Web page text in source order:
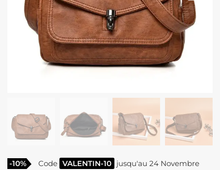
-10% Code VALENTIN-10 jusqu'au 24 Novembre